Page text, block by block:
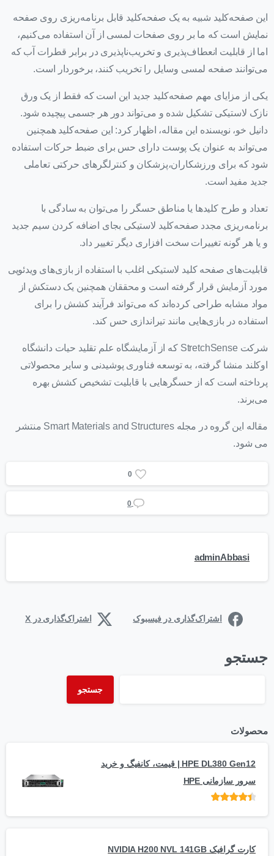
این صفحه‌کلید شبیه به یک صفحه‌کلید قابل برنامه‌ریزی روی صفحه
نمایش است که ما بر روی صفحات لمسی از آن استفاده می‌کنیم،
اما از قابلیت انعطاف‌پذیری و تخریب‌ناپذیری در برابر قطرات آب که
می‌توانند صفحه لمسی وسایل را تخریب کنند، برخوردار است.
یکی از مزایای مهم صفحه‌کلید جدید این است که فقط از یک ورق
نازک لاستیکی تشکیل شده و می‌تواند دور هر جسمی پیچیده شود.
دانیل خو، نویسنده این مقاله، اظهار کرد: این صفحه‌کلید همچنین
می‌تواند به عنوان یک پوست دارای حس برای ضبط حرکات استفاده
شود که برای ورزشکاران،پزشکان و کنترلگرهای حرکتی تعاملی
جدید مفید است.
تعداد و طرح کلید‌ها یا مناطق حسگر را می‌توان به سادگی با
برنامه‌ریزی مجدد صفحه‌کلید لاستیکی بجای اضافه کردن سیم جدید
و یا هر گونه تغییرات سخت افزاری دیگر تغییر داد.
قابلیت‌های صفحه کلید لاستیکی اغلب با استفاده از بازی‌های ویدئویی
مورد آزمایش قرار گرفته است و محققان همچنین یک دستکش از
مواد مشابه طراحی کرده‌اند که می‌تواند فرآیند کشش را برای
استفاده در بازی‌هایی مانند تیر‌اندازی حس کند.
شرکت StretchSense که از آزمایشگاه علم تقلید حیات دانشگاه
اوکلند منشا گرفته، به توسعه فناوری پوشیدنی و سایر محصولاتی
پرداخته است که از حسگرهایی با قابلیت تشخیص کشش بهره
می‌برند.
مقاله این گروه در مجله Smart Materials and Structures منتشر
می شود.
0
0
adminAbbasi
اشتراک‌گذاری در فیسبوک اشتراک‌گذاری در X
جستجو
جستجو
محصولات
HPE DL380 Gen12 | قیمت، کانفیگ و خرید
سرور سازمانی HPE
کارت گرافیک NVIDIA H200 NVL 141GB